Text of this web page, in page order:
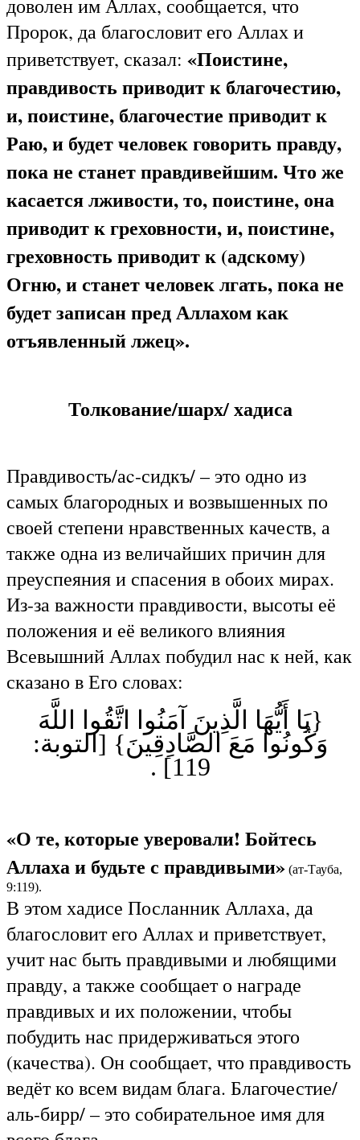
доволен им Аллах, сообщается, что
Пророк, да благословит его Аллах и
приветствует, сказал: «Поистине,
правдивость приводит к благочестию,
и, поистине, благочестие приводит к
Раю, и будет человек говорить правду,
пока не станет правдивейшим. Что же
касается лживости, то, поистине, она
приводит к греховности, и, поистине,
греховность приводит к (адскому)
Огню, и станет человек лгать, пока не
будет записан пред Аллахом как
отъявленный лжец».
Толкование/шарх/ хадиса
Правдивость/аc-сидкъ/ – это одно из
самых благородных и возвышенных по
своей степени нравственных качеств, а
также одна из величайших причин для
преуспеяния и спасения в обоих мирах.
Из-за важности правдивости, высоты её
положения и её великого влияния
Всевышний Аллах побудил нас к ней, как
сказано в Его словах:
{يَا أَيُّهَا الَّذِينَ آمَنُوا اتَّقُوا اللَّهَ
وَكُونُوا مَعَ الصَّادِقِينَ} [التوبة:
119] .
«О те, которые уверовали! Бойтесь
Аллаха и будьте с правдивыми» (ат-Тауба,
9:119).
В этом хадисе Посланник Аллаха, да
благословит его Аллах и приветствует,
учит нас быть правдивыми и любящими
правду, а также сообщает о награде
правдивых и их положении, чтобы
побудить нас придерживаться этого
(качества). Он сообщает, что правдивость
ведёт ко всем видам блага. Благочестие/
аль-бирр/ – это собирательное имя для